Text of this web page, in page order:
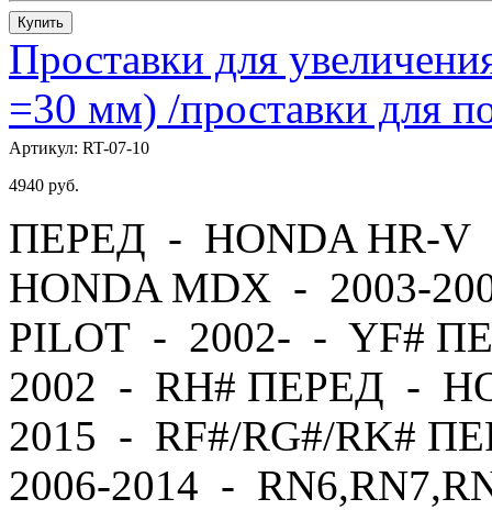
Купить
Проставки для
=30 мм) /проставки для
Артикул: RT-07-10
4940 руб.
ПЕРЕД - HONDA HR-
HONDA MDX - 2003-
PILOT - 2002- - YF#
2002 - RH# ПЕРЕД -
2015 - RF#/RG#/RK#
2006-2014 -